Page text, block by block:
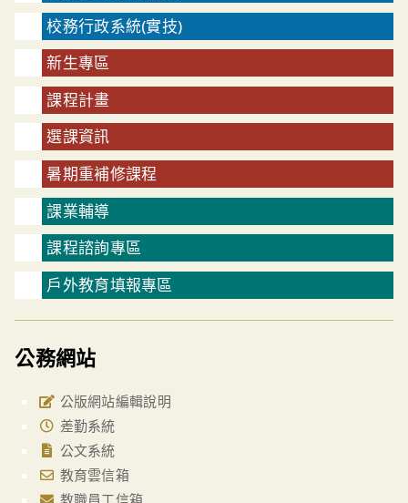
校務行政系統(實技)
新生專區
課程計畫
選課資訊
暑期重補修課程
課業輔導
課程諮詢專區
戶外教育填報專區
公務網站
公版網站編輯說明
差勤系統
公文系統
教育雲信箱